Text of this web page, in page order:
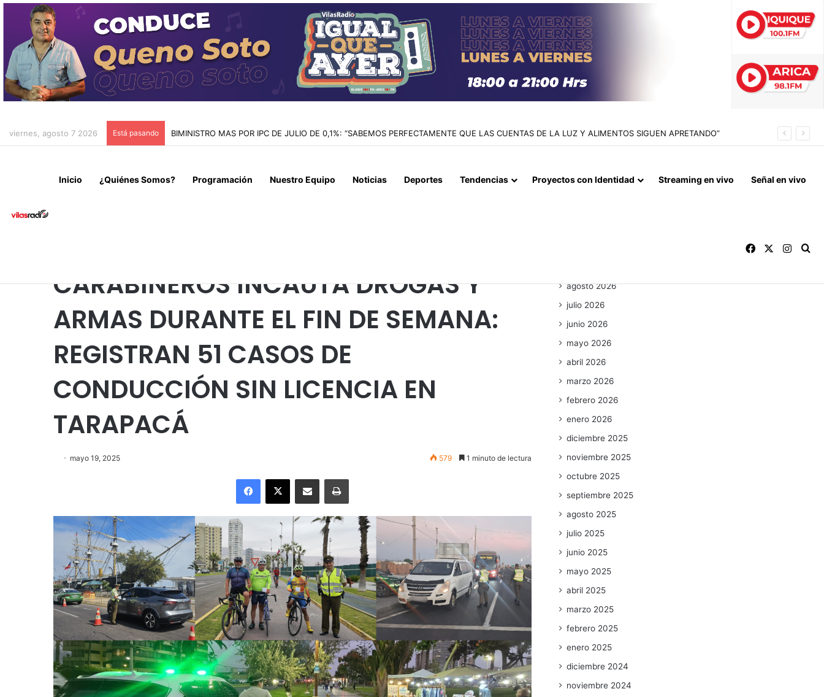
viernes, agosto 7 2026 Está pasando BIMINISTRO MAS POR IPC DE JULIO DE 0,1%: “SABEMOS PERFECTAMENTE QUE LAS CUENTAS DE LA LUZ Y ALIMENTOS SIGUEN APRETANDO”
Inicio ¿Quiénes Somos? Programación Nuestro Equipo Noticias Deportes Tendencias Proyectos con Identidad Streaming en vivo Señal en vivo
Facebook
CARABINEROS INCAUTA DROGAS Y
ARMAS DURANTE EL FIN DE SEMANA:
REGISTRAN 51 CASOS DE
CONDUCCIÓN SIN LICENCIA EN
TARAPACÁ
mayo 19, 2025 579 1 minuto de lectura
Facebook
X Enviar vía email Imprimir
agosto 2026
julio 2026
junio 2026
mayo 2026
abril 2026
marzo 2026
febrero 2026
enero 2026
diciembre 2025
noviembre 2025
octubre 2025
septiembre 2025
agosto 2025
julio 2025
junio 2025
mayo 2025
abril 2025
marzo 2025
febrero 2025
enero 2025
diciembre 2024
noviembre 2024